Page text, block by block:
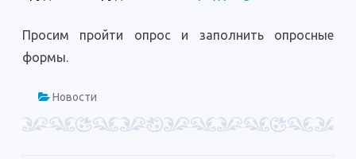
Просим пройти опрос и заполнить опросные
формы.
Новости